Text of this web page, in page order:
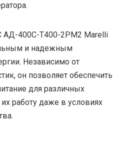
АД-400С-Т400-2РМ2 Marelli
и надежным
Независимо от
он позволяет обеспечить
для различных
работу даже в условиях